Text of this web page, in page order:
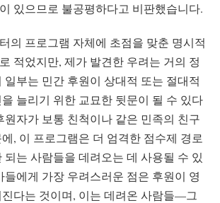
있으므로 불공평하다고 비판했습니다.
의 프로그램 자체에 초점을 맞춘 명시적
적었지만, 제가 발견한 우려는 거의 정
일부는 민간 후원이 상대적 또는 절대적
늘리기 위한 교묘한 뒷문이 될 수 있다
원자가 보통 친척이나 같은 민족의 친구
, 이 프로그램은 더 엄격한 점수제 경로
되는 사람들을 데려오는 데 사용될 수 있
들에게 가장 우려스러운 점은 후원이 영
다는 것이며, 이는 데려온 사람들—그